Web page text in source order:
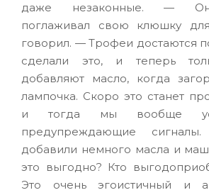
даже незаконные. — Он
поглаживал свою клюшку
говорил. — Трофеи достаются
сделали это, и теперь
добавляют масло, когда
лампочка. Скоро это станет
и тогда мы вообще
предупреждающие
добавили немного масла и
это выгодно? Кто
Это очень эгоистичный и